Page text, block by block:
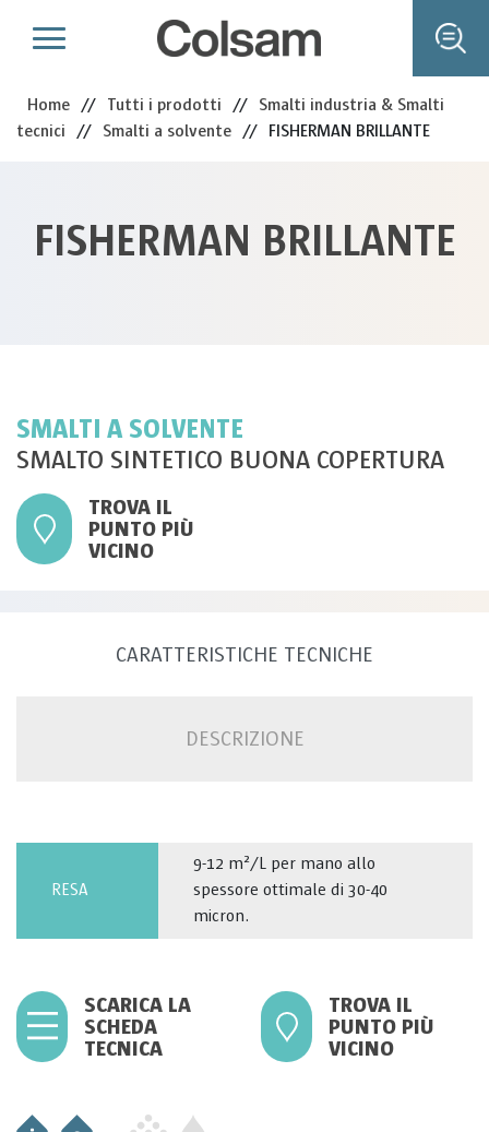
Home // Tutti i prodotti // Smalti industria & Smalti
tecnici // Smalti a solvente // FISHERMAN BRILLANTE
FISHERMAN BRILLANTE
SMALTI A SOLVENTE
SMALTO SINTETICO BUONA COPERTURA
TROVA IL
PUNTO PIÙ
VICINO
CARATTERISTICHE TECNICHE
DESCRIZIONE
RESA
9-12 m²/L per mano allo
spessore ottimale di 30-40
micron.
SCARICA LA
SCHEDA
TECNICA
TROVA IL
PUNTO PIÙ
VICINO